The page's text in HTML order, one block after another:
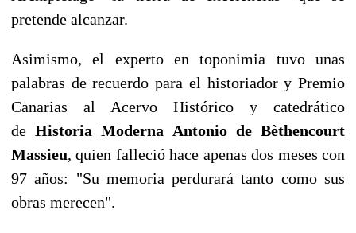
pretende alcanzar.
Asimismo, el experto en toponimia tuvo unas
palabras de recuerdo para el historiador y Premio
Canarias al Acervo Histórico y catedrático
deHistoria Moderna Antonio de Bèthencourt
Massieu, quien falleció hace apenas dos meses con
97 años: "Su memoria perdurará tanto como sus
obras merecen".